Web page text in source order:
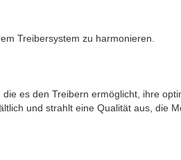
Treibersystem zu harmonieren.
es den Treibern ermöglicht, ihre
und strahlt eine Qualität aus, die